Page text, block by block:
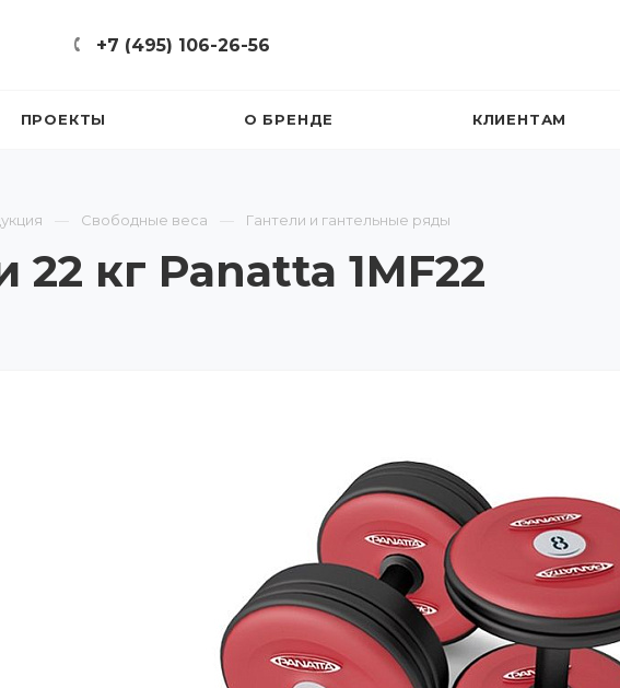
+7 (495) 106-26-56
ПРОЕКТЫ О БРЕНДЕ КЛИЕНТАМ
Свободные веса Гантели и гантельные ряды
22 кг Panatta 1MF22